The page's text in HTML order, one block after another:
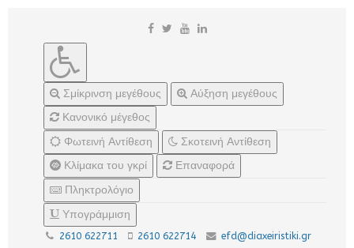
Σμίκρινση μεγέθους
Αύξηση μεγέθους
Κανονικό μέγεθος
Φωτεινή Αντίθεση
Σκοτεινή Αντίθεση
Κλίμακα του γκρί
Επαναφορά
Πληκτρολόγιο
Υπογράμμιση
2610 622711 2610 622714 efd@diaxeiristiki.gr